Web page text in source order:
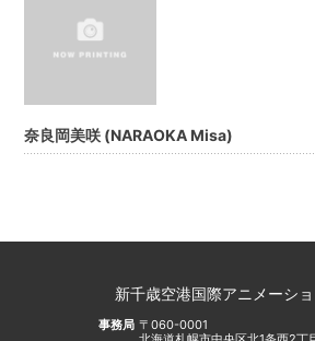
奈良岡美咲 (NARAOKA Misa)
新千歳空港国際アニメーシ
事務局 〒060-0001